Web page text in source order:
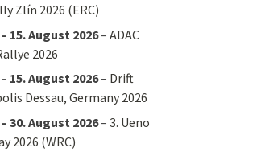
Zlín 2026 (ERC)
– 15. August 2026– ADAC
2026
– 15. August 2026– Drift
Dessau, Germany 2026
– 30. August 2026– 3. Ueno
2026 (WRC)